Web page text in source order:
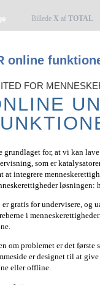
Billede X af TOTAL
online
FOR
grundlaget for, at vi kan
som er
at integrere
løsningen:
er gratis for undervisere, og
i
om problemet er det
er designet til at
eller offline.